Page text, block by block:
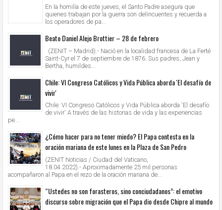
En la homilía de este jueves, el Santo Padre asegura que
quienes trabajan por la guerra son delincuentes y recuerda a
los operadores de pa...
Beato Daniel Alejo Brottier – 28 de febrero
(ZENIT – Madrid).- Nació en la localidad francesa de La Ferté
Saint-Cyr el 7 de septiembre de 1876. Sus padres, Jean y
Bertha, humildes...
Chile: VI Congreso Católicos y Vida Pública aborda 'El desafío de
vivir'
Chile: VI Congreso Católicos y Vida Pública aborda 'El desafío
de vivir' A través de las historias de vida y las experiencias
pe...
¿Cómo hacer para no tener miedo? El Papa contesta en la
oración mariana de este lunes en la Plaza de San Pedro
(ZENIT Noticias / Ciudad del Vaticano,
18.04.2022).- Aproximadamente 25 mil personas
acompañaron al Papa en el rezo de la oración mariana de...
“Ustedes no son forasteros, sino conciudadanos”: el emotivo
discurso sobre migración que el Papa dio desde Chipre al mundo